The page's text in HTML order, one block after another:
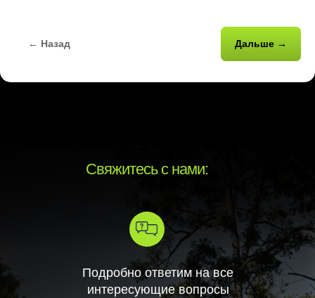
← Назад Дальше →
Свяжитесь с нами:
Подробно ответим на все
интересующие вопросы